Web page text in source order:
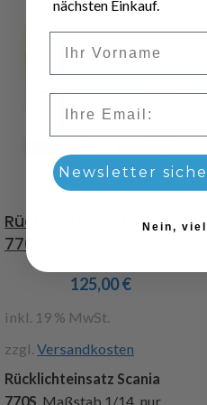
Rücklichteinsatz Scania
770S
125,00€
inkl. 19 % MwSt.
zzgl. Versandkosten
Rücklichteinsatz Scania
770S , Maßstab 1/14, nur
nächsten Einkauf.
Newsletter
Nein,